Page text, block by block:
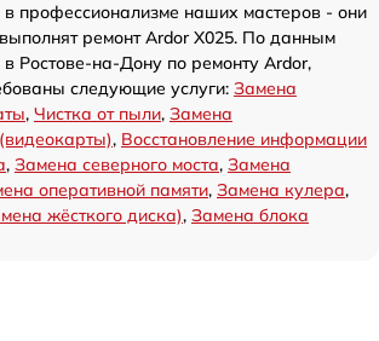
профессионализме наших мастеров - они
ремонт Ardor X025. По данным
Ростове-на-Дону по ремонту Ardor,
следующие услуги: Замена
, Чистка от пыли, Замена
, Восстановление информации
, Замена северного моста, Замена
оперативной памяти, Замена кулера,
жёсткого диска), Замена блока